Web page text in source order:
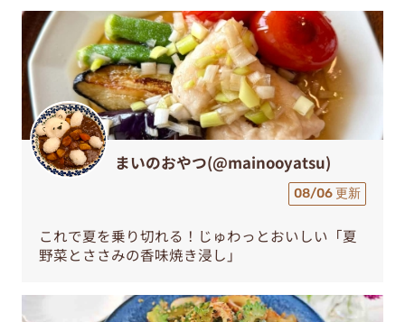
まいのおやつ(@mainooyatsu)
08/06 更新
これで夏を乗り切れる！じゅわっとおいしい「夏
野菜とささみの香味焼き浸し」